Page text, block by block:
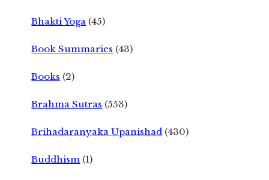
Bhakti Yoga (45)
Book Summaries (43)
Books (2)
Brahma Sutras (553)
Brihadaranyaka Upanishad (430)
Buddhism (1)